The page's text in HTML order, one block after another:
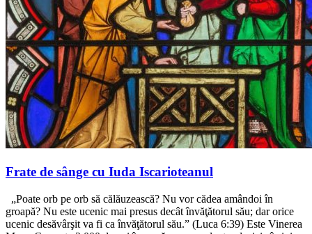
Frate de sânge cu Iuda Iscarioteanul
„Poate orb pe orb să călăuzească? Nu vor cădea amândoi în
groapă? Nu este ucenic mai presus decât învăţătorul său; dar orice
ucenic desăvârşit va fi ca învăţătorul său.” (Luca 6:39) Este Vinerea